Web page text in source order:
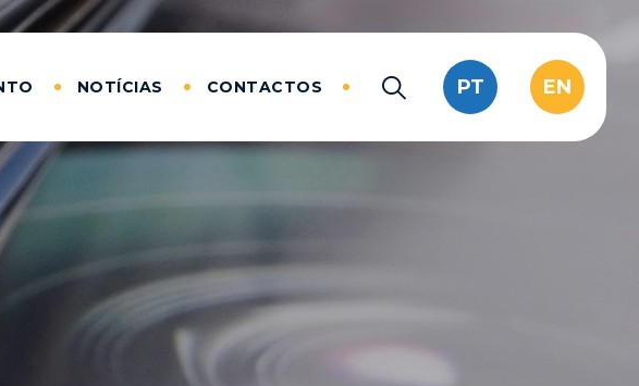
NOTÍCIAS CONTACTOS PT EN